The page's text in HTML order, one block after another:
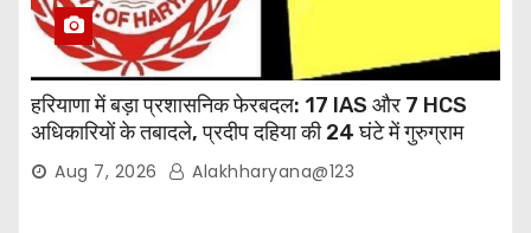
हरियाणा में बड़ा प्रशासनिक फेरबदल: 17 IAS और 7 HCS
अधिकारियों के तबादले, प्रदीप दहिया की 24 घंटे में गुरुग्राम
वापसीAug 7, 2026 Alakhharyana@123